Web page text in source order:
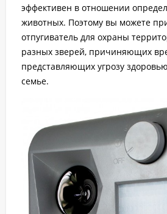
эффективен в отношении
животных. Поэтому вы можете
отпугиватель для охраны
разных зверей, причиняющих
представляющих угрозу
семье.